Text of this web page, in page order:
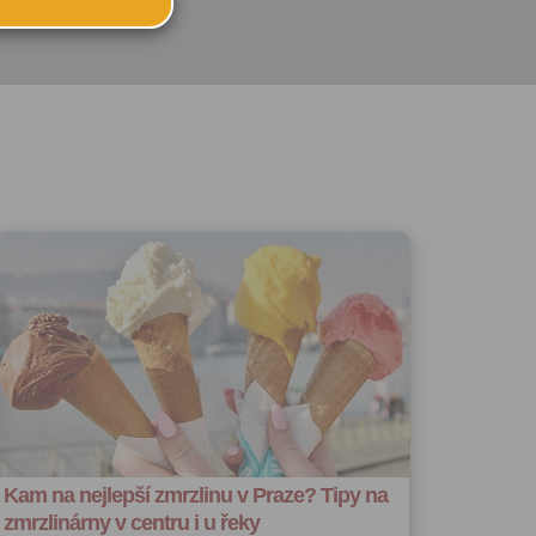
Kam na nejlepší zmrzlinu v Praze? Tipy na
zmrzlinárny v centru i u řeky